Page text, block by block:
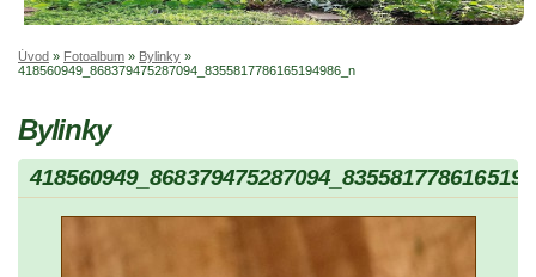
Úvod » Fotoalbum » Bylinky »
418560949_868379475287094_8355817786165194986_n
Bylinky